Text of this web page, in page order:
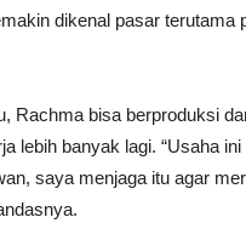
dikenal pasar terutama
Rachma bisa berproduksi
lebih banyak lagi. “Usaha
saya menjaga itu agar